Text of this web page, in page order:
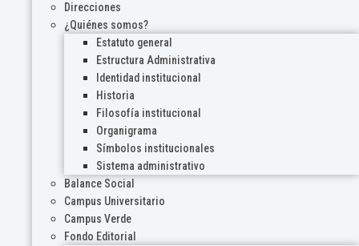
Direcciones
¿Quiénes somos?
Estatuto general
Estructura Administrativa
Identidad institucional
Historia
Filosofía institucional
Organigrama
Símbolos institucionales
Sistema administrativo
Balance Social
Campus Universitario
Campus Verde
Fondo Editorial